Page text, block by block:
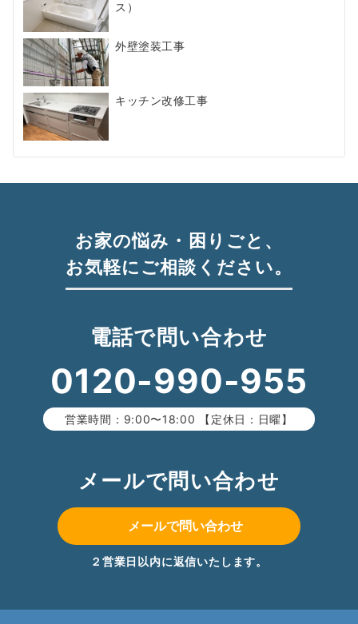
ス）
外壁塗装工事
キッチン改修工事
お家の悩み・困りごと、
お気軽にご相談ください。
電話で問い合わせ
0120-990-955
営業時間：9:00〜18:00 【定休日：日曜】
メールで問い合わせ
メールで問い合わせ
２営業日以内に返信いたします。